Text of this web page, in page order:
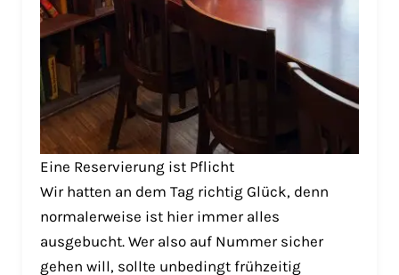
Eine Reservierung ist Pflicht
Wir hatten an dem Tag richtig Glück, denn
normalerweise ist hier immer alles
ausgebucht. Wer also auf Nummer sicher
gehen will, sollte unbedingt frühzeitig